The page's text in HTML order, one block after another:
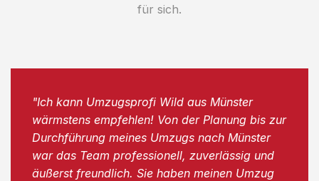
für sich.
"Ich kann Umzugsprofi Wild aus Münster
wärmstens empfehlen! Von der Planung bis zur
Durchführung meines Umzugs nach Münster
war das Team professionell, zuverlässig und
äußerst freundlich. Sie haben meinen Umzug